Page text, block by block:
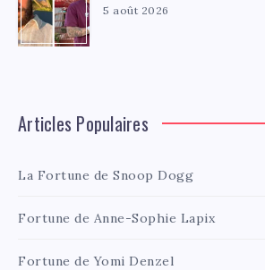
5 août 2026
Articles Populaires
La Fortune de Snoop Dogg
Fortune de Anne-Sophie Lapix
Fortune de Yomi Denzel